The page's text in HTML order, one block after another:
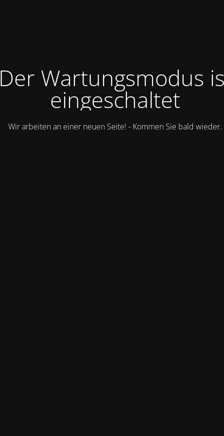
Der Wartungsmodus
eingeschaltet
Wir arbeiten an einer neuen Seite! - Kommen Sie bald wieder.